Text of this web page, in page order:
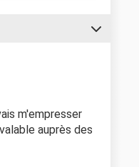
m'empresser
auprès des